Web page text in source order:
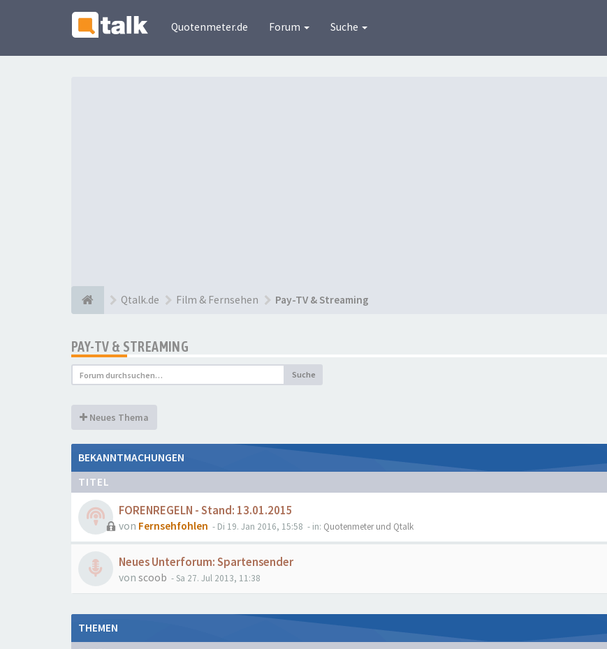
Quotenmeter.de Forum Suche
Qtalk.de Film & Fernsehen Pay-TV & Streaming
PAY-TV & STREAMING
Suche
Neues Thema
BEKANNTMACHUNGEN
TITEL
FORENREGELN - Stand: 13.01.2015
von Fernsehfohlen - Di 19. Jan 2016, 15:58 - in: Quotenmeter und Qtalk
Neues Unterforum: Spartensender
von scoob - Sa 27. Jul 2013, 11:38
THEMEN